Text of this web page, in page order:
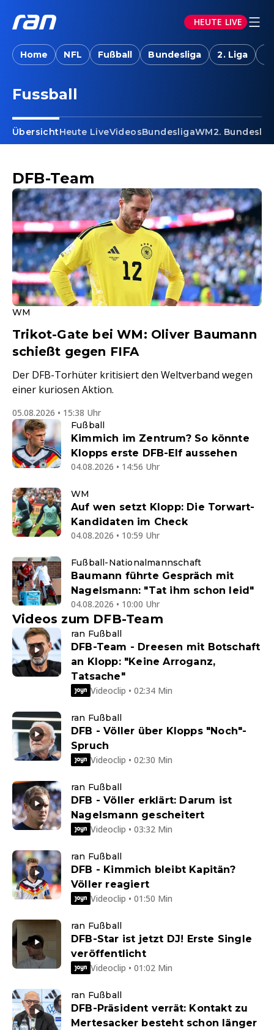
HEUTE LIVE
Home NFL Fußball Bundesliga 2. Liga
Fussball - DFB-Team
Fussball
ÜbersichtHeute LiveVideosBundesligaWM2.
DFB-Team
WM
Trikot-Gate bei WM: Oliver Baumann
schießt gegen FIFA
Der DFB-Torhüter kritisiert den Weltverband wegen
einer kuriosen Aktion.
05.08.2026 • 15:38 Uhr
Fußball
Kimmich im Zentrum? So könnte
Klopps erste DFB-Elf aussehen
04.08.2026 • 14:56 Uhr
WM
Auf wen setzt Klopp: Die Torwart-
Kandidaten im Check
04.08.2026 • 10:59 Uhr
Fußball-Nationalmannschaft
Baumann führte Gespräch mit
Nagelsmann: "Tat ihm schon leid"
04.08.2026 • 10:00 Uhr
Videos zum DFB-Team
ran Fußball
DFB-Team - Dreesen mit Botschaft
an Klopp: "Keine Arroganz,
Tatsache"
Videoclip • 02:34 Min
ran Fußball
DFB - Völler über Klopps "Noch"-
Spruch
Videoclip • 02:30 Min
ran Fußball
DFB - Völler erklärt: Darum ist
Nagelsmann gescheitert
Videoclip • 03:32 Min
ran Fußball
DFB - Kimmich bleibt Kapitän?
Völler reagiert
Videoclip • 01:50 Min
ran Fußball
DFB-Star ist jetzt DJ! Erste Single
veröffentlicht
Videoclip • 01:02 Min
ran Fußball
DFB-Präsident verrät: Kontakt zu
Mertesacker besteht schon länger